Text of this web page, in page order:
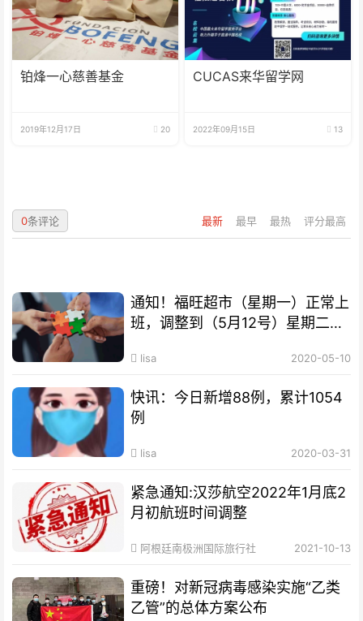
铂烽一心慈善基金
2019年12月17日 20
CUCAS来华留学网
2022年09月15日 13
最新 最早 最热 评分最高
0条评论
通知！福旺超市（星期一）正常上
班，调整到（5月12号）星期二公
lisa 2020-05-10
快讯：今日新增88例，累计1054
例
lisa 2020-03-31
紧急通知:汉莎航空2022年1月底2
月初航班时间调整
阿根廷南极洲国际旅行社 2021-10-13
重磅！对新冠病毒感染实施“乙类
乙管”的总体方案公布